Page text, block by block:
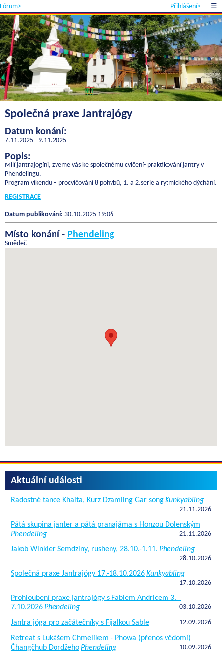
Fórum> Přihlášení> ☰
Společná praxe Jantrajógy
Datum konání:
7.11.2025 - 9.11.2025
Popis:
Milí jantrajogíni, zveme vás ke společnému cvičení- praktikování jantry v
Phendelingu.
Program víkendu – procvičování 8 pohybů, 1. a 2.serie a rytmického dýchání.
REGISTRACE
Datum publikování: 30.10.2025 19:06
Místo konání - Phendeling
Smědeč
Aktuální události
Radostné tance Khaita, Kurz Dzamling Gar songKunkyabling
21.11.2026
Pátá skupina janter a pátá pranajáma s Honzou Dolenským
Phendeling
21.11.2026
Jakob Winkler Semdziny, rusheny, 28.10.-1.11. Phendeling
28.10.2026
Společná praxe Jantrajógy 17.-18.10.2026Kunkyabling
17.10.2026
Prohloubení praxe jantrajógy s Fabiem Andricem 3. -
7.10.2026Phendeling 03.10.2026
Jantra jóga pro začátečníky s Fijalkou Sable 12.09.2026
Retreat s Lukášem Chmelíkem - Phowa (přenos vědomí)
Čhangčhub DordžehoPhendeling 10.09.2026